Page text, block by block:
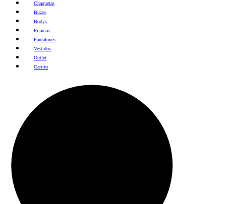
Chaquetas
Buzos
Bodys
Pijamas
Pantalones
Vestidos
Outlet
Carrito